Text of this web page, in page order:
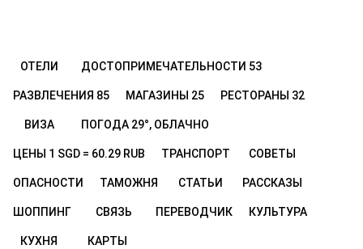
ОТЕЛИ ДОСТОПРИМЕЧАТЕЛЬНОСТИ 53
РАЗВЛЕЧЕНИЯ 85 МАГАЗИНЫ 25 РЕСТОРАНЫ 32
ВИЗА ПОГОДА 29°, ОБЛАЧНО
ЦЕНЫ 1 SGD = 60.29 RUB ТРАНСПОРТ СОВЕТЫ
ОПАСНОСТИ ТАМОЖНЯ СТАТЬИ РАССКАЗЫ
ШОППИНГ СВЯЗЬ ПЕРЕВОДЧИК КУЛЬТУРА
КУХНЯ КАРТЫ